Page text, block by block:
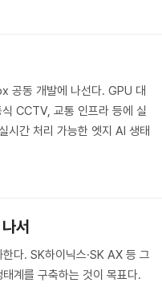
공동 개발에 나선다. GPU 대
CCTV, 교통 인프라 등에 실
시간 처리 가능한 엣지 AI 생태
서
다. SK하이닉스·SK AX 등 그
계를 구축하는 것이 목표다.